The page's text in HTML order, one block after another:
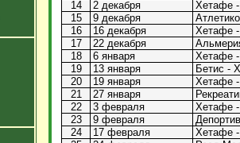
14
2 декабря
Хетафе
15
9 декабря
16
16 декабря
Хетафе
17
22 декабря
18
6 января
Хетафе
19
13 января
Бетис -
20
19 января
Хетафе
21
27 января
22
3 февраля
Хетафе
23
9 февраля
24
17 февраля
Хетафе